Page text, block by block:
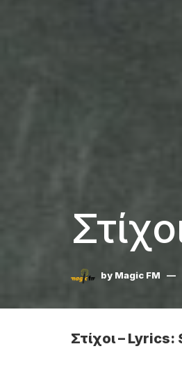
by Magic FM
Στίχοι –